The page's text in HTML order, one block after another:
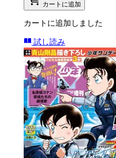
カートに追加
カートに追加しました
試し読み